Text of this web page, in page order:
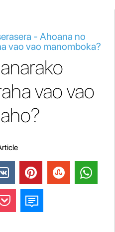
- Ahoana no
vao vao manomboka?
vao vao